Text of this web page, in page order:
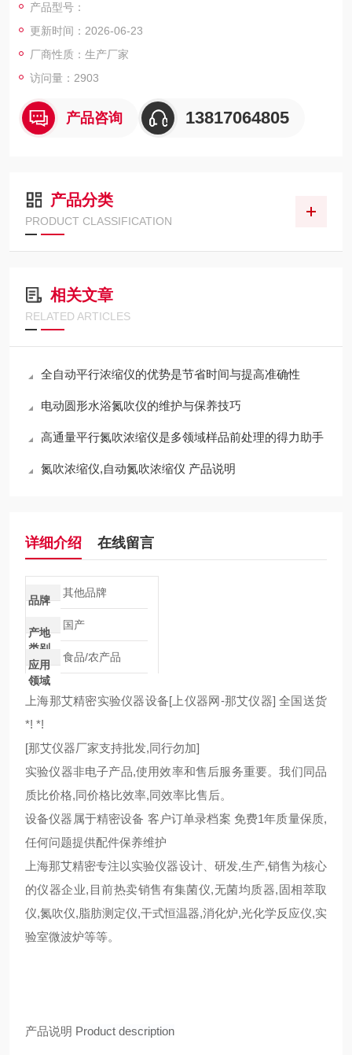
产品型号：
更新时间：2026-06-23
厂商性质：生产厂家
访问量：2903
产品咨询 13817064805
产品分类
PRODUCT CLASSIFICATION
相关文章
RELATED ARTICLES
全自动平行浓缩仪的优势是节省时间与提高准确性
电动圆形水浴氮吹仪的维护与保养技巧
高通量平行氮吹浓缩仪是多领域样品前处理的得力助手
氮吹浓缩仪,自动氮吹浓缩仪 产品说明
详细介绍 在线留言
品牌
其他品牌
产地
类别
国产
应用
领域
食品/农产品
上海那艾精密实验仪器设备[上仪器网-那艾仪器] 全国送货
*! *!
[那艾仪器厂家支持批发,同行勿加]
实验仪器非电子产品,使用效率和售后服务重要。我们同品
质比价格,同价格比效率,同效率比售后。
设备仪器属于精密设备 客户订单录档案 免费1年质量保质,
任何问题提供配件保养维护
上海那艾精密专注以实验仪器设计、研发,生产,销售为核心
的仪器企业,目前热卖销售有集菌仪,无菌均质器,固相萃取
仪,氮吹仪,脂肪测定仪,干式恒温器,消化炉,光化学反应仪,实
验室微波炉等等。
产品说明 Product description